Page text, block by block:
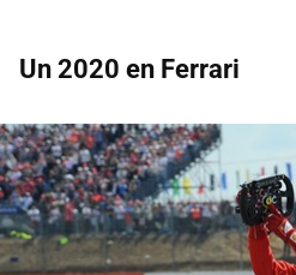
Un 2020 en Ferrari